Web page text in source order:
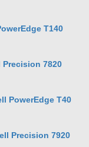
T140
7820
PowerEdge T40
Precision 7920